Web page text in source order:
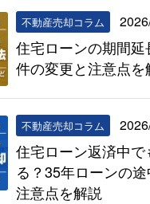
不動産売却コラム
住宅ローンの期間
件の変更と注意点を
不動産売却コラム
住宅ローン返済中で
る？35年ローンの
注意点を解説